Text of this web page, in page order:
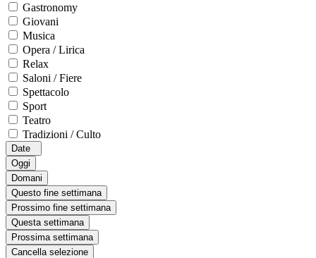
Gastronomy
Giovani
Musica
Opera / Lirica
Relax
Saloni / Fiere
Spettacolo
Sport
Teatro
Tradizioni / Culto
Date
Oggi
Domani
Questo fine settimana
Prossimo fine settimana
Questa settimana
Prossima settimana
Cancella selezione